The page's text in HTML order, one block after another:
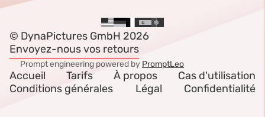
© DynaPictures GmbH 2026
Envoyez-nous vos retours
Prompt engineering powered by PromptLeo
Accueil Tarifs À propos
Cas d'utilisation
Conditions générales
Légal Confidentialité